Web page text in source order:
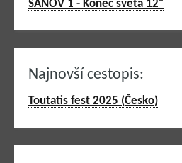
ŠANOV 1 - Konec světa 12"
Najnovší cestopis:
Toutatis fest 2025 (Česko)